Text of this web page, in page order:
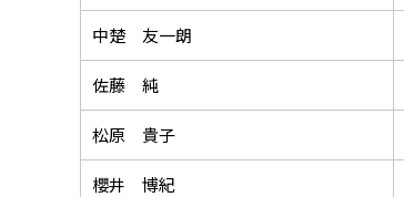
中楚 友一朗
佐藤 純
松原 貴子
櫻井 博紀